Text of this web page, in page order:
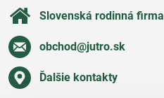
Slovenská rodinná firma
obchod​@jutro​.sk
Ďalšie kontakty